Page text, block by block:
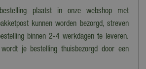
plaatst in onze webshop met
kunnen worden bezorgd, streven
binnen 2-4 werkdagen te leveren.
je bestelling thuisbezorgd door een